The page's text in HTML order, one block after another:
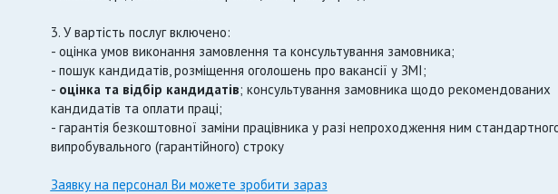
3. У вартість послуг включено:
- оцінка умов виконання замовлення та консультування замовника;
- пошук кандидатів, розміщення оголошень про вакансії у ЗМІ;
- оцінка та відбір кандидатів; консультування замовника щодо рекомендованих
кандидатів та оплати праці;
- гарантія безкоштовної заміни працівника у разі непроходження ним
випробувального (гарантійного) строку
Заявку на персонал Ви можете зробити зараз